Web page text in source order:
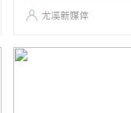
尤溪新媒体